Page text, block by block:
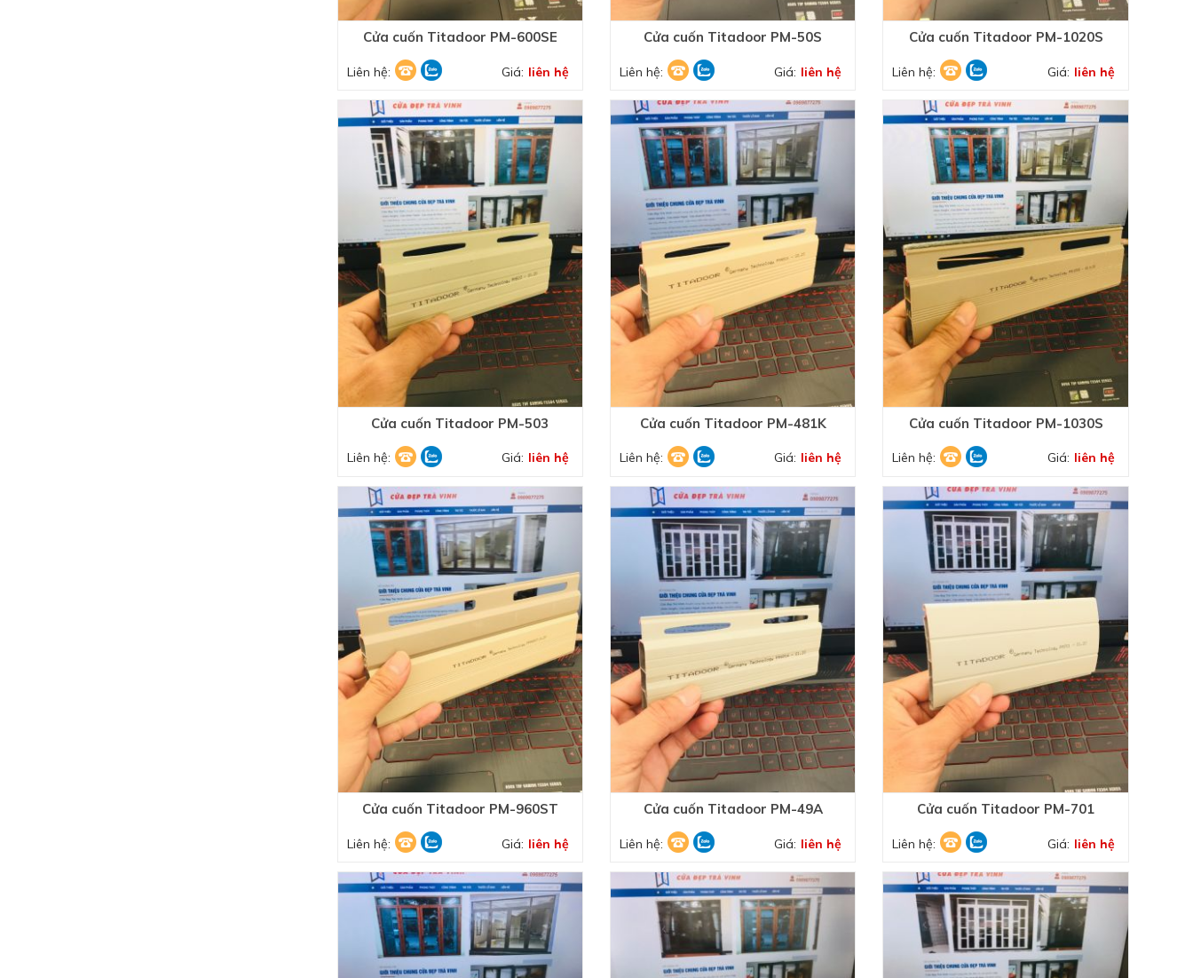
Cửa cuốn Titadoor PM-600SE
Liên hệ: Giá: liên hệ
Cửa cuốn Titadoor PM-50S
Liên hệ: Giá: liên hệ
Cửa cuốn Titadoor PM-1020S
Liên hệ: Giá: liên hệ
Cửa cuốn Titadoor PM-503
Liên hệ: Giá: liên hệ
Cửa cuốn Titadoor PM-481K
Liên hệ: Giá: liên hệ
Cửa cuốn Titadoor PM-1030S
Liên hệ: Giá: liên hệ
Cửa cuốn Titadoor PM-960ST
Liên hệ: Giá: liên hệ
Cửa cuốn Titadoor PM-49A
Liên hệ: Giá: liên hệ
Cửa cuốn Titadoor PM-701
Liên hệ: Giá: liên hệ